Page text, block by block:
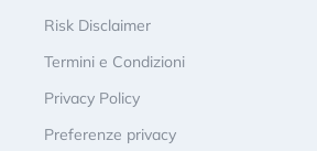
Risk Disclaimer
Termini e Condizioni
Privacy Policy
Preferenze privacy